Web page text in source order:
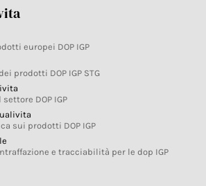
europei DOP IGP
prodotti DOP IGP STG
DOP IGP
sui prodotti DOP IGP
e tracciabilità per le dop IGP